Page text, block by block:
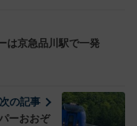
は京急品川駅で一発
次の記事
ーおおぞ